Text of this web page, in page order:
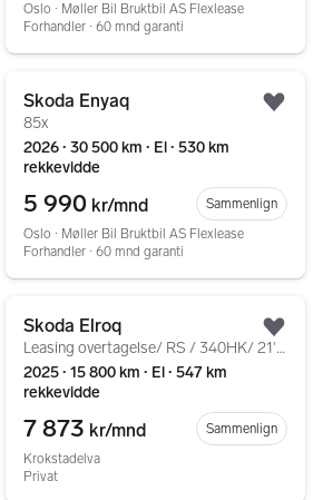
Oslo ∙ Møller Bil Bruktbil AS Flexlease
Forhandler ∙ 60 mnd garanti
Skoda Enyaq
85x
2026 ∙ 30 500 km ∙ El ∙ 530 km
rekkevidde
5 990 kr/mnd
Sammenlign
Oslo ∙ Møller Bil Bruktbil AS Flexlease
Forhandler ∙ 60 mnd garanti
Skoda Elroq
Leasing overtagelse/ RS / 340HK/ 21' Alu/ 4x4/
2025 ∙ 15 800 km ∙ El ∙ 547 km
rekkevidde
7 873 kr/mnd
Sammenlign
Krokstadelva
Privat